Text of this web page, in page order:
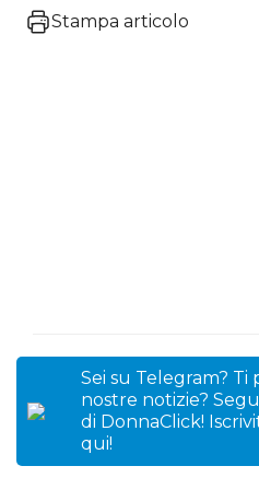
Stampa articolo
Sei su Telegram? Ti
nostre notizie?
di DonnaClick!
qui!